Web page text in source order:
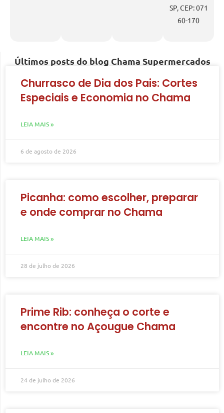
SP, CEP: 071
60-170
Últimos posts do blog Chama Supermercados
Churrasco de Dia dos Pais: Cortes
Especiais e Economia no Chama
LEIA MAIS »
6 de agosto de 2026
Picanha: como escolher, preparar
e onde comprar no Chama
LEIA MAIS »
28 de julho de 2026
Prime Rib: conheça o corte e
encontre no Açougue Chama
LEIA MAIS »
24 de julho de 2026